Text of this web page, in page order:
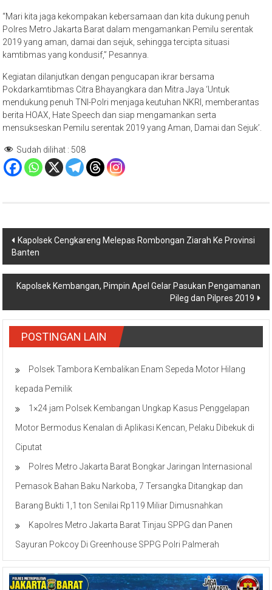
“Mari kita jaga kekompakan kebersamaan dan kita dukung penuh
Polres Metro Jakarta Barat dalam mengamankan Pemilu serentak
2019 yang aman, damai dan sejuk, sehingga tercipta situasi
kamtibmas yang kondusif,” Pesannya.
Kegiatan dilanjutkan dengan pengucapan ikrar bersama
Pokdarkamtibmas Citra Bhayangkara dan Mitra Jaya ‘Untuk
mendukung penuh TNI-Polri menjaga keutuhan NKRI, memberantas
berita HOAX, Hate Speech dan siap mengamankan serta
mensukseskan Pemilu serentak 2019 yang Aman, Damai dan Sejuk’.
Sudah dilihat : 508
Navigasi
pos
Kapolsek Cengkareng Melepas Rombongan Ziarah Ke Provinsi
Banten
Kapolsek Kembangan, Pimpin Apel Gelar Pasukan Pengamanan
Pileg dan Pilpres 2019
POSTINGAN LAIN
Polsek Tambora Kembalikan Enam Sepeda Motor Hilang
kepada Pemilik
1×24 jam Polsek Kembangan Ungkap Kasus Penggelapan
Motor Bermodus Kenalan di Aplikasi Kencan, Pelaku Dibekuk di
Ciputat
Polres Metro Jakarta Barat Bongkar Jaringan Internasional
Pemasok Bahan Baku Narkoba, 7 Tersangka Ditangkap dan
Barang Bukti 1,1 ton Senilai Rp119 Miliar Dimusnahkan
Kapolres Metro Jakarta Barat Tinjau SPPG dan Panen
Sayuran Pokcoy Di Greenhouse SPPG Polri Palmerah